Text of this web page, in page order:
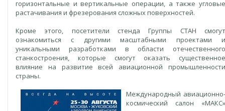
горизонтальные и вертикальные операции, а также угловые
растачивания и фрезерования сложных поверхностей.
Кроме этого, посетители стенда Группы СТАН смогут
ознакомиться с другими масштабными проектами и
уникальными разработками в области отечественного
станкостроения, которые смогут оказать существенное
влияние на развитие всей авиационной промышленности
страны.
Международный авиационно-
космический салон «МАКС»